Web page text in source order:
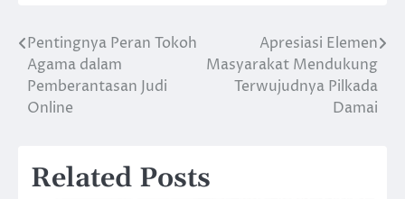
Post
navigation
Pentingnya Peran Tokoh
Agama dalam
Pemberantasan Judi
Online
Apresiasi Elemen
Masyarakat Mendukung
Terwujudnya Pilkada
Damai
Related Posts